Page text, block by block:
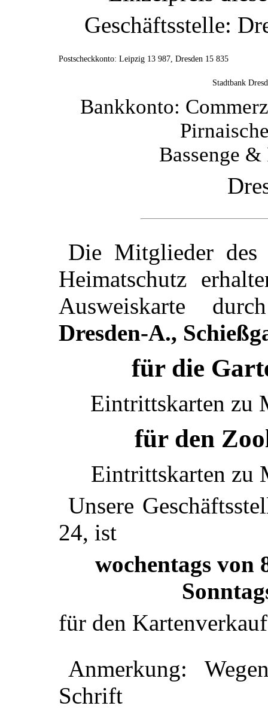
Geschäftsstelle:
Postscheckkonto: Leipzig 13 987, Dresden 15 835
Stadtbank
Bankkonto:
Bassenge
Die Mitglieder des
Heimatschutz
Ausweiskarte
Dresden-A.,
für die
Eintrittskarten zu
für den
Eintrittskarten
Unsere
24, ist
wochentags von
für den
Anmerkung:
Schrift